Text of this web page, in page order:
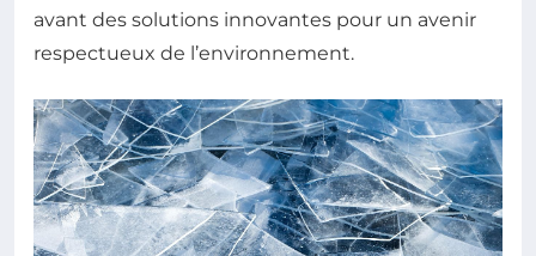
avant des solutions innovantes pour un avenir
respectueux de l’environnement.